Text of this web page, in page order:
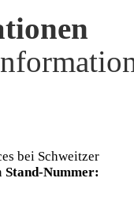
bei Schweitzer
Stand-Nummer: